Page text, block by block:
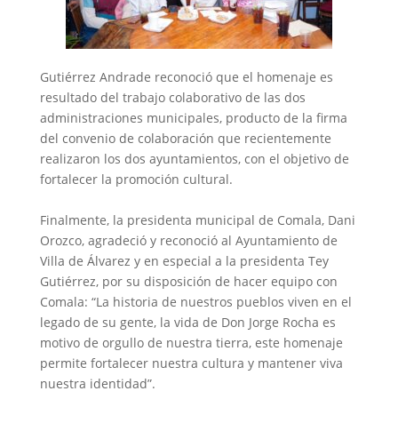
‎Gutiérrez Andrade reconoció que el homenaje es
resultado del trabajo colaborativo de las dos
administraciones municipales, producto de la firma
del convenio de colaboración que recientemente
realizaron los dos ayuntamientos, con el objetivo de
fortalecer la promoción cultural.
‎Finalmente, la presidenta municipal de Comala, Dani
Orozco, agradeció y reconoció al Ayuntamiento de
Villa de Álvarez y en especial a la presidenta Tey
Gutiérrez, por su disposición de hacer equipo con
Comala: “La historia de nuestros pueblos viven en el
legado de su gente, la vida de Don Jorge Rocha es
motivo de orgullo de nuestra tierra, este homenaje
permite fortalecer nuestra cultura y mantener viva
nuestra identidad”.